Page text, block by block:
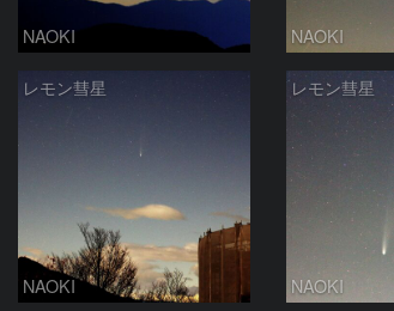
NAOKI NAOKI
レモン彗星
NAOKI
レモン彗星
NAOKI